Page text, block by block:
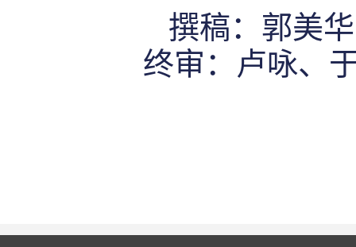
撰稿：郭美
终审：卢咏、